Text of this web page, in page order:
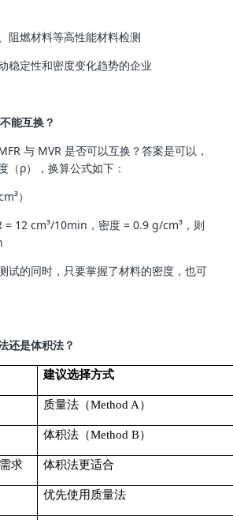
阻燃材料等高性能材料检测
稳定性和密度变化趋势的企业
能互换？
与 MVR 是否可以互换？答案是可以，
（ρ），换算公式如下：
）
= 12 cm³/10min，密度 = 0.9 g/cm³，则
试的同时，只要掌握了材料的密度，也可
还是体积法？
建议选择方式
质量法（Method A）
体积法（Method B）
求 体积法更适合
优先使用质量法